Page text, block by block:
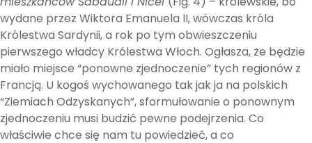
wydane przez Wiktora Emanuela II, wówczas króla
Królestwa Sardynii, a rok po tym obwieszczeniu
pierwszego władcy Królestwa Włoch. Ogłasza, że będzie
miało miejsce “ponowne zjednoczenie” tych regionów z
Francją. U kogoś wychowanego tak jak ja na polskich
“Ziemiach Odzyskanych”, sformułowanie o ponownym
zjednoczeniu musi budzić pewne podejrzenia. Co
właściwie chce się nam tu powiedzieć, a co